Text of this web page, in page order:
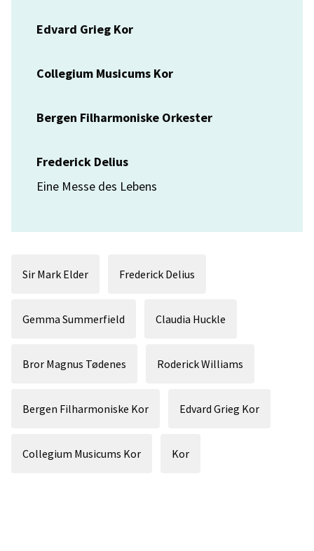
Edvard Grieg Kor
Collegium Musicums Kor
Bergen Filharmoniske Orkester
Frederick Delius
Eine Messe des Lebens
Sir Mark Elder Frederick Delius
Gemma Summerfield Claudia Huckle
Bror Magnus Tødenes Roderick Williams
Bergen Filharmoniske Kor Edvard Grieg Kor
Collegium Musicums Kor Kor